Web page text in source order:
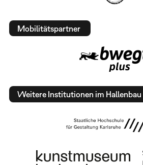
Mobilitätspartner
Weitere Institutionen im Hallenbau